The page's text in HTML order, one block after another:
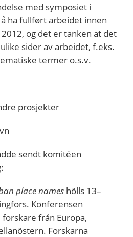
med symposiet i
ha fullført arbeidet innen
og det er tanken at det
sider av arbeidet, f.eks.
termer o.s.v.
prosjekter
sendt komitéen
place names hölls 13–
Konferensen
från Europa,
Forskarna